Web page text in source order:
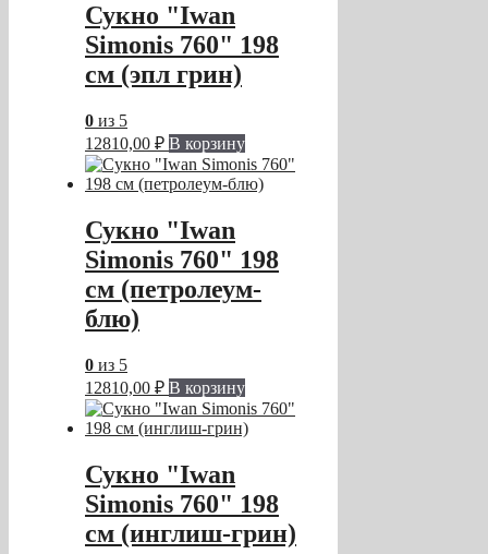
Сукно "Iwan
Simonis 760" 198
см (эпл грин)
0 из 5
12810,00 ₽ В корзину
Сукно "Iwan
Simonis 760" 198
см (петролеум-
блю)
0 из 5
12810,00 ₽ В корзину
Сукно "Iwan
Simonis 760" 198
см (инглиш-грин)